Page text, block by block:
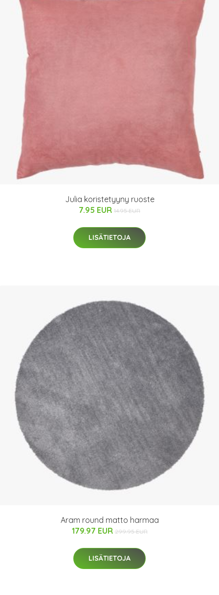
Julia koristetyyny ruoste
7.95 EUR 14.95 EUR
LISÄTIETOJA
Aram round matto harmaa
179.97 EUR 299.95 EUR
LISÄTIETOJA